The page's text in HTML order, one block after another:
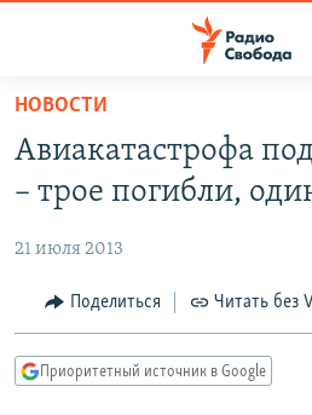
упрощенного
доступа
основному
Вернутся
главной
навигации
АВТОРСКИЕ ПРОЕКТЫ
ЦИТАТЫ СВОБОДЫ
МНЕНИЯ
IDEL.РЕАЛИИ
НОВОСТИ
Авиакатастрофа
– трое погибли,
21 июля 2013
Поделиться Читать без
Приоритетный источник в Google